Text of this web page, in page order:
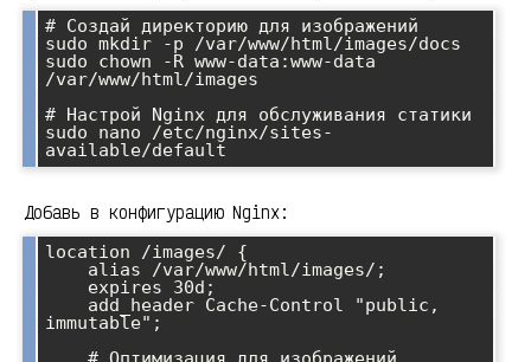
# Создай директорию для изображений
sudo mkdir -p /var/www/html/images/docs
sudo chown -R www-data:www-data
/var/www/html/images
# Настрой Nginx для обслуживания статики
sudo nano /etc/nginx/sites-
available/default
Добавь в конфигурацию Nginx:
location /images/ {
immutable";